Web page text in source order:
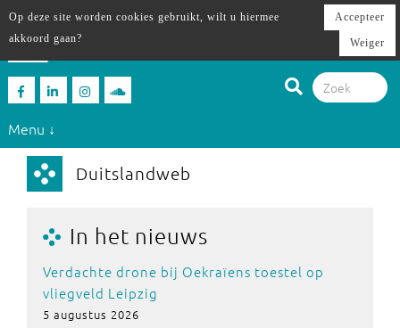
Menu ↓
Duitslandweb
In het nieuws
Verdachte drone bij Oekraïens toestel op
vliegveld Leipzig
5 augustus 2026
Op deze site worden cookies gebruikt, wilt u hiermee
akkoord gaan?
Accepteer
Weiger